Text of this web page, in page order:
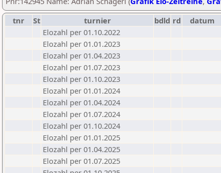
tnr
St turnier bdld rd datum
Elozahl per 01.10.2022
Elozahl per 01.01.2023
Elozahl per 01.04.2023
Elozahl per 01.07.2023
Elozahl per 01.10.2023
Elozahl per 01.01.2024
Elozahl per 01.04.2024
Elozahl per 01.07.2024
Elozahl per 01.10.2024
Elozahl per 01.01.2025
Elozahl per 01.04.2025
Elozahl per 01.07.2025